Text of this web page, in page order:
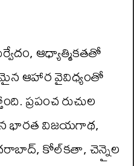
ఆధ్యాత్మికతతో
ఆహార వైవిధ్యంతో
ప్రపంచ రుచుల
భారత విజయగాథ,
కోల్‌కతా, చెన్నైల